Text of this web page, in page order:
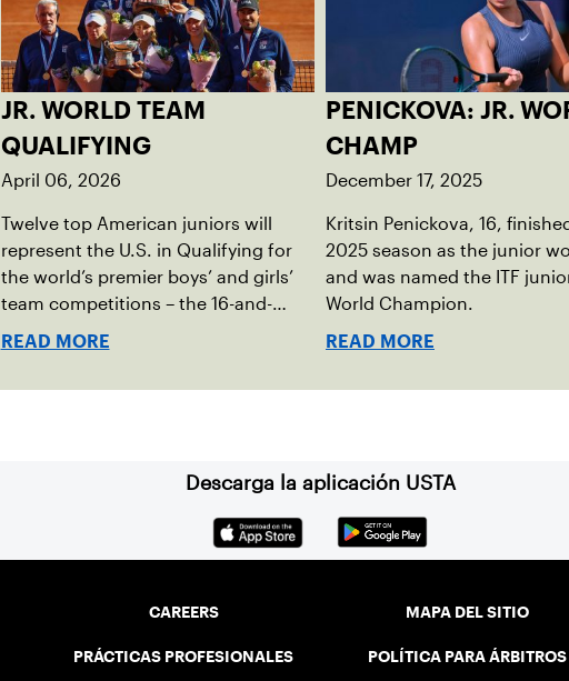
JR. WORLD TEAM
QUALIFYING
April 06, 2026
Twelve top American juniors will
represent the U.S. in Qualifying for
the world’s premier boys’ and girls’
team competitions – the 16-and-
under Junior Davis Cup and Billie
READ MORE
PENICKOVA: JR.
CHAMP
December 17, 2025
Kritsin Penickova, 16,
2025 season as the junior
and was named the ITF
World Champion.
READ MORE
Descarga la aplicación USTA
CAREERS
PRÁCTICAS PROFESIONALES
MAPA DEL SITIO
POLÍTICA PARA ÁRBITROS